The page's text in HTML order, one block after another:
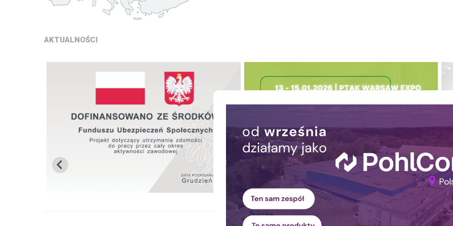
AKTUALNOŚCI
Spotkajmy się na SOLAR ENERGY EXPO